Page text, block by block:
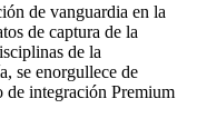
de vanguardia en la
de captura de la
de la
se enorgullece de
de integración Premium